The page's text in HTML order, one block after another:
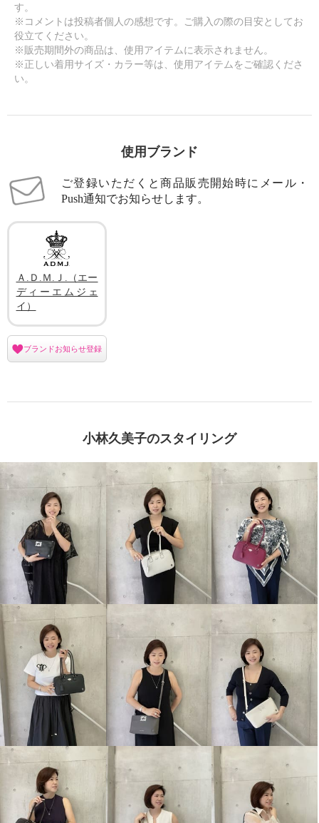
す。
※コメントは投稿者個人の感想です。ご購入の際の目安としてお
役立てください。
※販売期間外の商品は、使用アイテムに表示されません。
※正しい着用サイズ・カラー等は、使用アイテムをご確認くださ
い。
使用ブランド
ご登録いただくと商品販売開始時にメール・
Push通知でお知らせします。
Ａ.Ｄ.Ｍ.Ｊ.（エー
ディーエムジェ
イ）
ブランドお知らせ登録
小林久美子のスタイリング